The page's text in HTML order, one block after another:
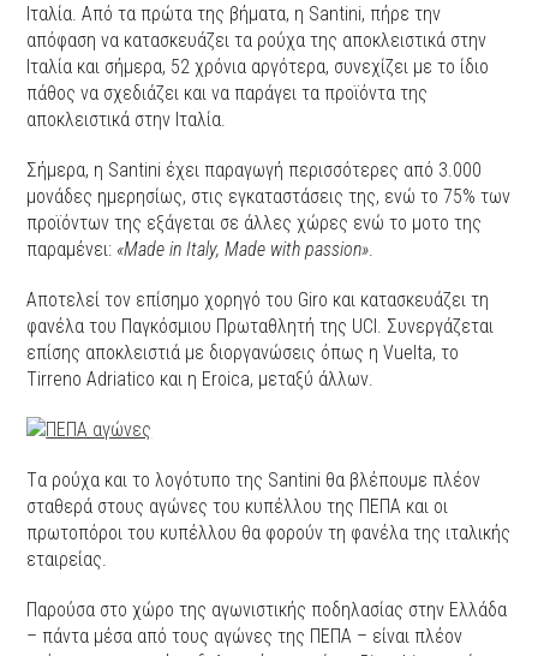
Ιταλία. Από τα πρώτα της βήματα, η Santini, πήρε την
απόφαση να κατασκευάζει τα ρούχα της αποκλειστικά στην
Ιταλία και σήμερα, 52 χρόνια αργότερα, συνεχίζει με το ίδιο
πάθος να σχεδιάζει και να παράγει τα προϊόντα της
αποκλειστικά στην Ιταλία.
Σήμερα, η Santini έχει παραγωγή περισσότερες από 3.000
μονάδες ημερησίως, στις εγκαταστάσεις της, ενώ το 75% των
προϊόντων της εξάγεται σε άλλες χώρες ενώ το μοτο της
παραμένει: «Made in Italy, Made with passion»
Αποτελεί τον επίσημο χορηγό του Giro και κατασκευάζει τη
φανέλα του Παγκόσμιου Πρωταθλητή της UCI. Συνεργάζεται
επίσης αποκλειστιά με διοργανώσεις όπως η Vuelta, το
Tirreno Adriatico και η Eroica, μεταξύ άλλων.
Tα ρούχα και το λογότυπο της Santini θα βλέπουμε πλέον
σταθερά στους αγώνες του κυπέλλου της ΠΕΠΑ και οι
πρωτοπόροι του κυπέλλου θα φορούν τη φανέλα της ιταλικής
εταιρείας.
Παρούσα στο χώρο της αγωνιστικής ποδηλασίας στην Ελλάδα
– πάντα μέσα από τους αγώνες της ΠΕΠΑ – είναι πλέον